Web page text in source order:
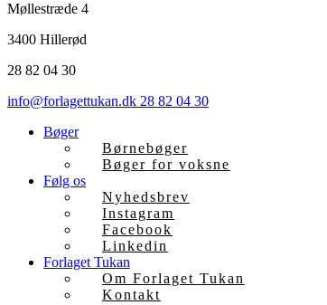
Møllestræde 4
3400 Hillerød
28 82 04 30
info@forlagettukan.dk 28 82 04 30
Bøger
Børnebøger
Bøger for voksne
Følg os
Nyhedsbrev
Instagram
Facebook
Linkedin
Forlaget Tukan
Om Forlaget Tukan
Kontakt